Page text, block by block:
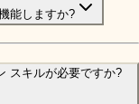
能しますか?
スキルが必要ですか?